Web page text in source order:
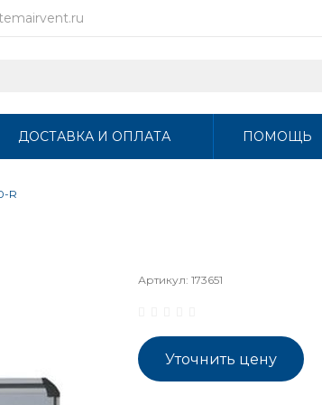
ДОСТАВКА И ОПЛАТА ПОМОЩЬ
R
Артикул: 173651
Уточнить цену